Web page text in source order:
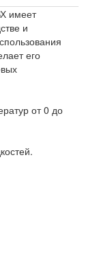
имеет
и
его
от 0 до